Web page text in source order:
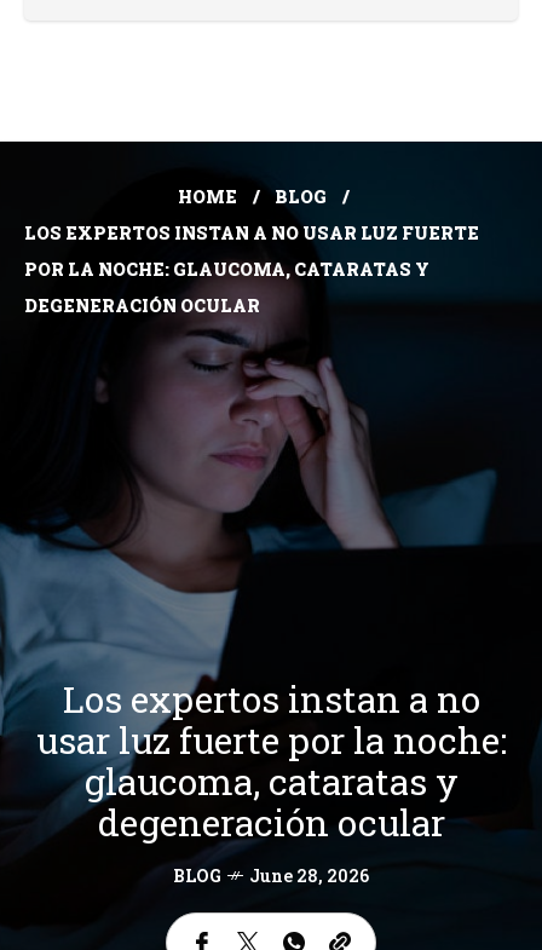
HOME
BLOG
LOS EXPERTOS INSTAN A NO USAR LUZ FUERTE
POR LA NOCHE: GLAUCOMA, CATARATAS Y
DEGENERACIÓN OCULAR
Los expertos instan a no
usar luz fuerte por la noche:
glaucoma, cataratas y
degeneración ocular
BLOG June 28, 2026